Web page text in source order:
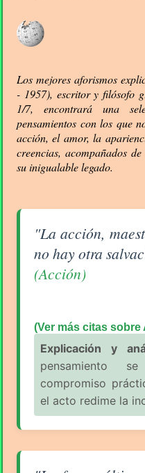
Los mejores aforismos
- 1957), escritor y filósofo
1/7, encontrará una
pensamientos con los que
acción, el amor, la
creencias, acompañados
su inigualable legado.
Aforismo sobre Acción
"La acción,
no hay otra
(Acción)
(Ver más citas sobre
Explicación y
pensamiento
compromiso
el acto redime la